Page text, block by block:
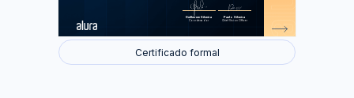
Guilherme Silveira
Coordenador
Paulo Silveira
Chief Vision Officer
Certificado formal